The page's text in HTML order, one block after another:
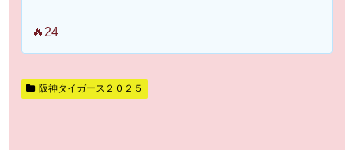
🔥24
阪神タイガース２０２５